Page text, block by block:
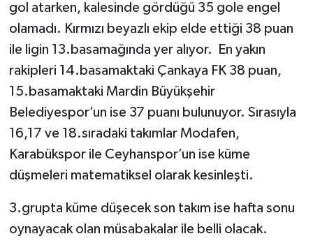
gol atarken, kalesinde gördüğü 35 gole engel
olamadı. Kırmızı beyazlı ekip elde ettiği 38 puan
ile ligin 13.basamağında yer alıyor. En yakın
rakipleri 14.basamaktaki Çankaya FK 38 puan,
15.basamaktaki Mardin Büyükşehir
Belediyespor’un ise 37 puanı bulunuyor. Sırasıyla
16,17 ve 18.sıradaki takımlar Modafen,
Karabükspor ile Ceyhanspor’un ise küme
düşmeleri matematiksel olarak kesinleşti.
3.grupta küme düşecek son takım ise hafta sonu
oynayacak olan müsabakalar ile belli olacak.